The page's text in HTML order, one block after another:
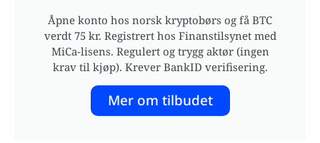
Åpne konto hos norsk kryptobørs og få BTC
verdt 75 kr. Registrert hos Finanstilsynet med
MiCa-lisens. Regulert og trygg aktør (ingen
krav til kjøp). Krever BankID verifisering.
Mer om tilbudet